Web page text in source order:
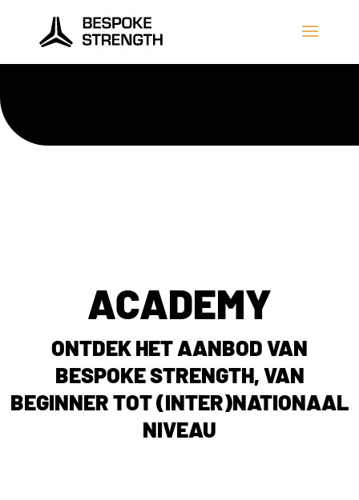
ACADEMY
ONTDEK HET AANBOD VAN
BESPOKE STRENGTH, VAN
BEGINNER TOT (INTER)NATIONAAL
NIVEAU